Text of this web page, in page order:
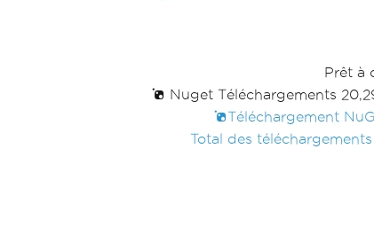
Prêt à
Nuget Téléchargements
Téléchargement
Total des téléchargements